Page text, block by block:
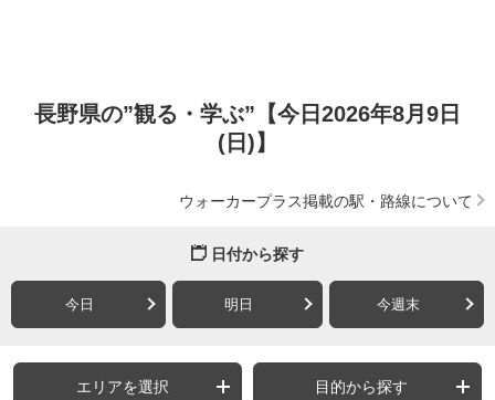
長野県の”観る・学ぶ”【今日2026年8月9日
(日)】
ウォーカープラス掲載の駅・路線について
日付から探す
今日 明日 今週末
エリアを選択 目的から探す